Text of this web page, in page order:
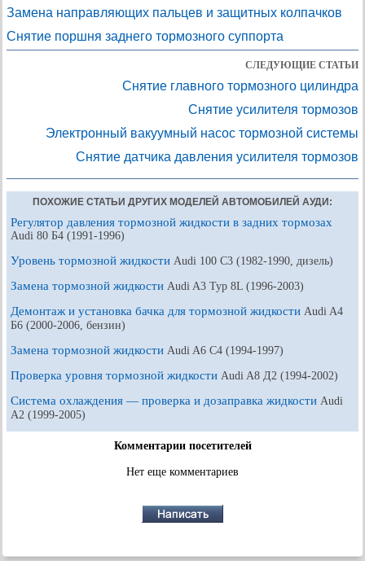
Замена направляющих пальцев и защитных колпачков
Снятие поршня заднего тормозного суппорта
СЛЕДУЮЩИЕ СТАТЬИ
Снятие главного тормозного цилиндра
Снятие усилителя тормозов
Электронный вакуумный насос тормозной системы
Снятие датчика давления усилителя тормозов
ПОХОЖИЕ СТАТЬИ ДРУГИХ МОДЕЛЕЙ АВТОМОБИЛЕЙ АУДИ:
Регулятор давления тормозной жидкости в задних тормозах
Audi 80 Б4 (1991-1996)
Уровень тормозной жидкости Audi 100 С3 (1982-1990, дизель)
Замена тормозной жидкости Audi A3 Typ 8L (1996-2003)
Демонтаж и установка бачка для тормозной жидкости Audi A4
Б6 (2000-2006, бензин)
Замена тормозной жидкости Audi A6 С4 (1994-1997)
Проверка уровня тормозной жидкости Audi A8 Д2 (1994-2002)
Система охлаждения — проверка и дозаправка жидкости Audi
А2 (1999-2005)
Комментарии посетителей
Нет еще комментариев